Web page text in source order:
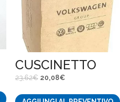
CUSCINETTO
23,62€ Il
20,08€Il